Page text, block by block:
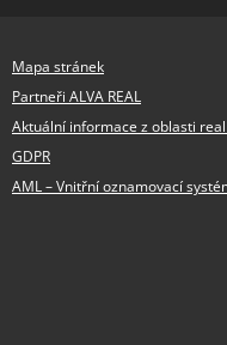
Mapa stránek
Partneři ALVA REAL
Aktuální informace z oblasti
GDPR
AML – Vnitřní oznamovací